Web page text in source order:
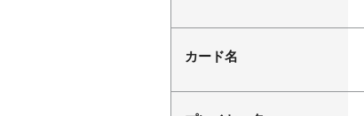
カード名